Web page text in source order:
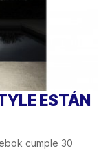
ESTÁN
cumple 30